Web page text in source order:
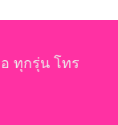
ทุกรุ่น โทร